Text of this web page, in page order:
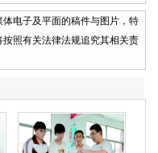
电子及平面的稿件与图片，特
照有关法律法规追究其相关责